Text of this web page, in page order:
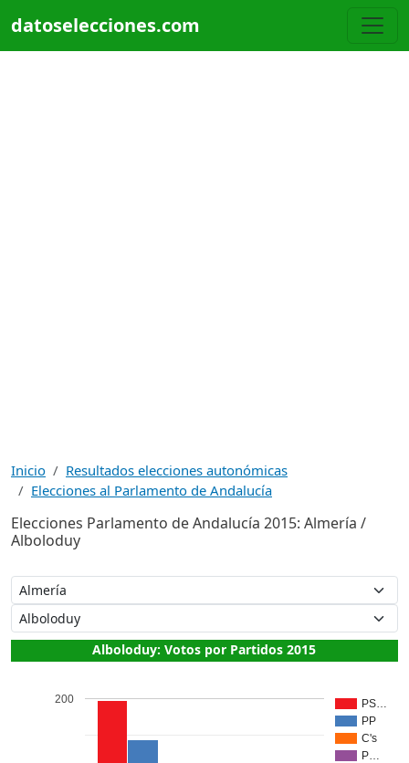
datoselecciones.com
Inicio
Resultados elecciones autonómicas
Elecciones al Parlamento de Andalucía
Elecciones Parlamento de Andalucía 2015: Almería /
Alboloduy
Alboloduy: Votos por Partidos 2015
PS…
PP
C's
P…
200